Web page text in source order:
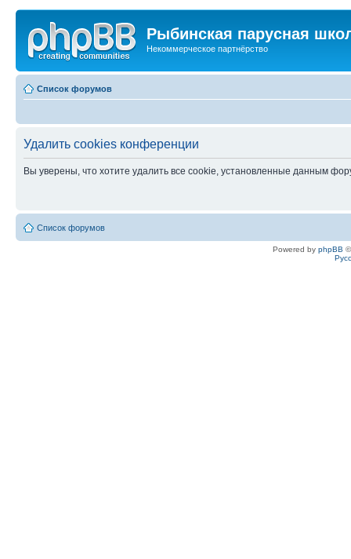
Рыбинская парусная
Некоммерческое партнёрство
Список форумов
Удалить cookies конференции
Вы уверены, что хотите удалить все cookie, установленные данным
Список форумов
Powered by phpBB